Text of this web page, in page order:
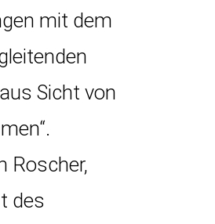
mit dem
Sicht von
Roscher,
des